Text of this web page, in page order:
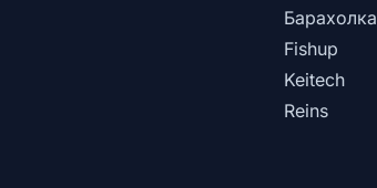
Барахолка
Fishup
Keitech
Reins